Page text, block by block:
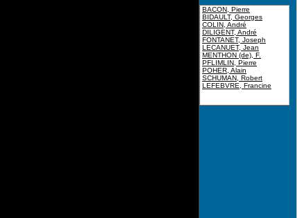
BACON, Pierre
BIDAULT, Georges
COLIN, André
DILIGENT, André
FONTANET, Joseph
LECANUET, Jean
MENTHON (de), F.
PFLIMLIN, Pierre
POHER, Alain
SCHUMAN, Robert
LEFEBVRE, Francine